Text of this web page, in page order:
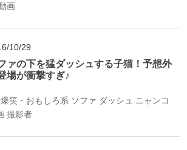
画
10/29
ァの下を猛ダッシュする子猫！予想外
場が衝撃すぎ♪
爆笑・おもしろ系 ソファ ダッシュ
ニャンコ
撮影者